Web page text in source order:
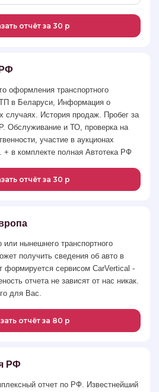
отчёт за 30 р
оформления транспортного
в Беларуси, Информация о
случаях. История продаж. Пробег за
Обслуживание и ТО, проверка на
участие в аукционах
+ в комплекте полная Автотека РФ
отчёт за 30 р
нынешнего транспортного
получить сведения об авто в
формируется сервисом CarVertical -
отчета не зависят от нас никак.
для Вас.
отчёт за 80 р
РФ
отчет по РФ. Известнейший